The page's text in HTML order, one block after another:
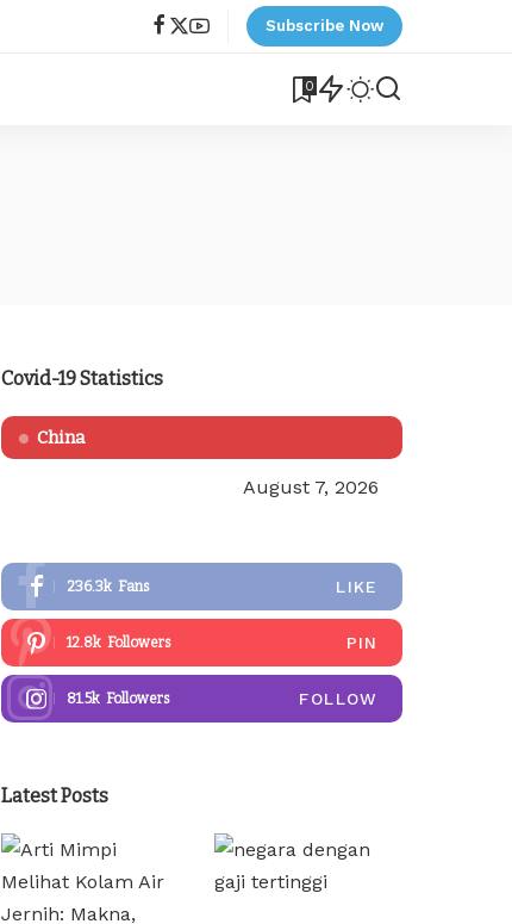
Subscribe Now
0
Covid-19 Statistics
China
August 7, 2026
236.3k Fans LIKE
12.8k Followers PIN
81.5k Followers FOLLOW
Latest Posts